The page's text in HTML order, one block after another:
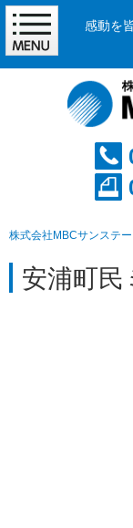
感動を
株式会社MBCサンステ
安浦町